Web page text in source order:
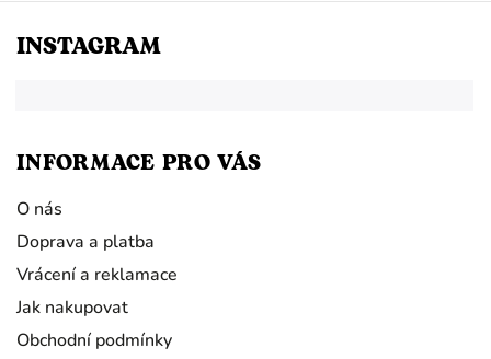
INSTAGRAM
INFORMACE PRO VÁS
O nás
Doprava a platba
Vrácení a reklamace
Jak nakupovat
Obchodní podmínky